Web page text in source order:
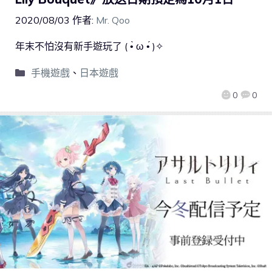
2020/08/03 作者: Mr. Qoo
0 0
年末不怕沒有新手遊玩了 ( •̀ ω •́ )✧
手機遊戲、 日本遊戲